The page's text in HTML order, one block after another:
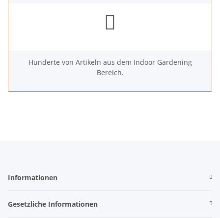
Hunderte von Artikeln aus dem Indoor Gardening
Bereich.
Informationen
Gesetzliche Informationen